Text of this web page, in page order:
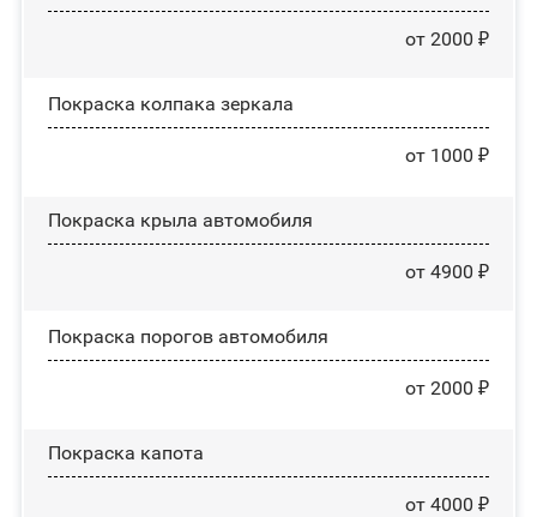
от 2000 ₽
Покраска колпака зеркала
от 1000 ₽
Покраска крыла автомобиля
от 4900 ₽
Покраска порогов автомобиля
от 2000 ₽
Покраска капота
от 4000 ₽